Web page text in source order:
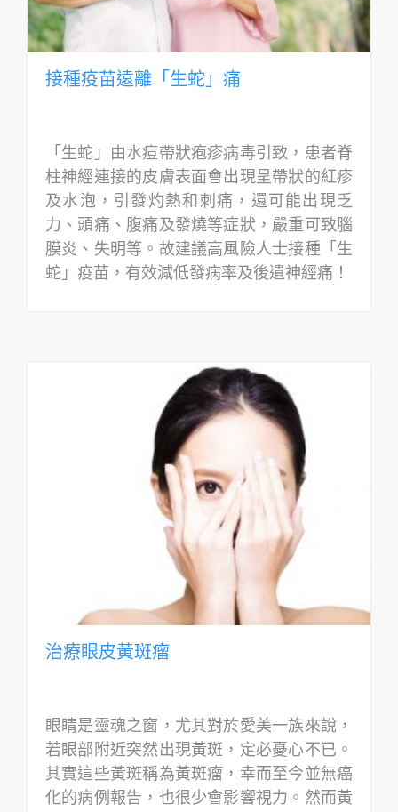
接種疫苗遠離「生蛇」痛
「生蛇」由水痘帶狀疱疹病毒引致，患者脊
柱神經連接的皮膚表面會出現呈帶狀的紅疹
及水泡，引發灼熱和刺痛，還可能出現乏
力、頭痛、腹痛及發燒等症狀，嚴重可致腦
膜炎、失明等。故建議高風險人士接種「生
蛇」疫苗，有效減低發病率及後遺神經痛！
治療眼皮黃斑瘤
眼睛是靈魂之窗，尤其對於愛美一族來說，
若眼部附近突然出現黃斑，定必憂心不已。
其實這些黃斑稱為黃斑瘤，幸而至今並無癌
化的病例報告，也很少會影響視力。然而黃